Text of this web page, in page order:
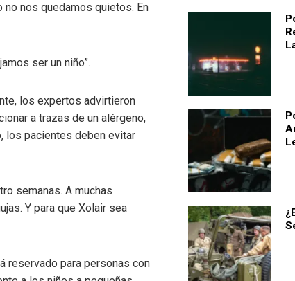
nos quedamos quietos. En
ser un niño”.
los expertos advirtieron
a trazas de un alérgeno,
los pacientes deben evitar
semanas. A muchas
Y para que Xolair sea
reservado para personas con